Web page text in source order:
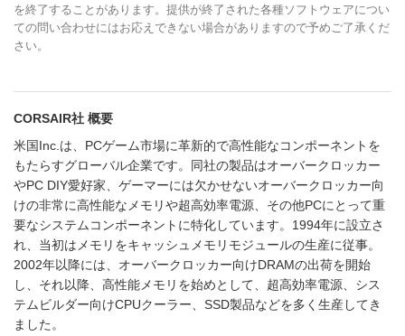
を終了することがあります。提供が終了された各種ソフトウェアについ
ての問い合わせにはお応えできない場合がありますので予めご了承くだ
さい。
CORSAIR社 概要
米国Inc.は、PCゲーム市場に革新的で高性能なコンポーネントを
もたらすグローバル企業です。同社の製品はオーバークロッカー
やPC DIY愛好家、ゲーマーには欠かせないオーバークロッカー向
けの非常に高性能なメモリや超高効率電源、その他PCにとって重
要なシステムコンポーネントに特化しています。1994年に設立さ
れ、当初はメモリをキャッシュメモリモジュールの生産に従事。
2002年以降には、オーバークロッカー向けDRAMの出荷を開始
し、それ以降、高性能メモリを始めとして、超高効率電源、シス
テムビルダー向けCPUクーラー、SSD製品などを多く生産してき
ました。